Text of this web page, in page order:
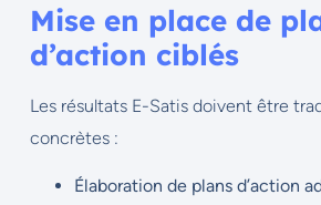
Mise en place de
d’action ciblés
Les résultats E-Satis doivent être
concrètes :
Élaboration de plans d’action